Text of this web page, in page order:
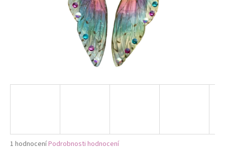
Průměrné
1 hodnoceníPodrobnosti hodnocení